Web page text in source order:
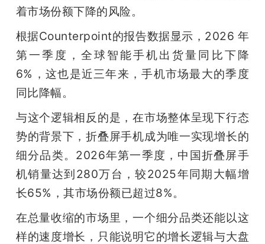
着市场份额下降的风险。
根据Counterpoint的报告数据显示，2026 年
第一季度，全球智能手机出货量同比下降
6%，这也是近三年来，手机市场最大的季度
同比降幅。
与这个逻辑相反的是，在市场整体呈现下行态
势的背景下，折叠屏手机成为唯一实现增长的
细分品类。2026年第一季度，中国折叠屏手
机销量达到280万台，较2025年同期大幅增
长65%，其市场份额已超过8%。
在总量收缩的市场里，一个细分品类还能以这
样的速度增长，只能说明它的增长逻辑与大盘